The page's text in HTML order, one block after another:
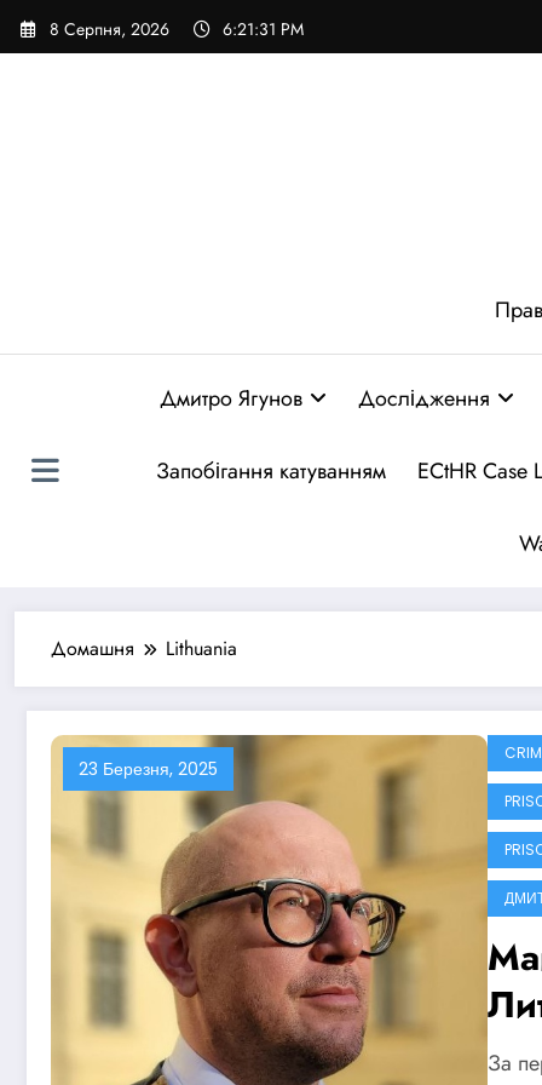
Перейти
до
8 Серпня, 2026 6:21:32 PM
Дмитро Ягунов Дослідження
Запобігання катуванням ECtHR Case
Домашня Lithuania
23 Березня, 2025
За